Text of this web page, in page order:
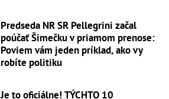
Predseda NR SR Pellegrini začal
poúčať Šimečku v priamom prenose:
Poviem vám jeden príklad, ako vy
robíte politiku
Je to oficiálne! TÝCHTO 10